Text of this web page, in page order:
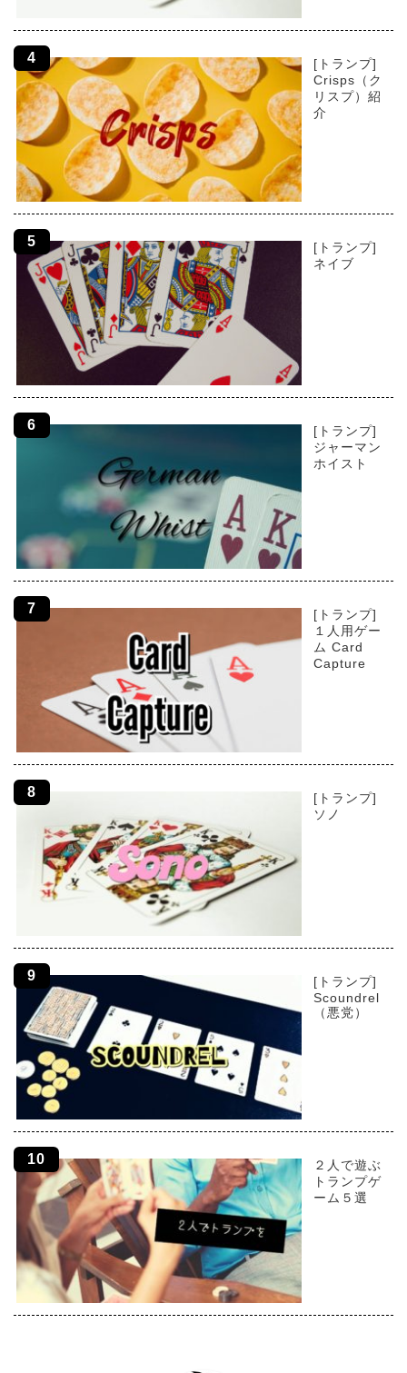
[トランプ]
Crisps（ク
リスプ）紹
介
[トランプ]
ネイブ
[トランプ]
ジャーマン
ホイスト
[トランプ]
１人用ゲー
ム Card
Capture
[トランプ]
ソノ
[トランプ]
Scoundrel
（悪党）
２人で遊ぶ
トランプゲ
ーム５選